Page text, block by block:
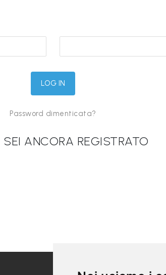
Password dimenticata?
SEI ANCORA REGISTRATO
LINK UTILI